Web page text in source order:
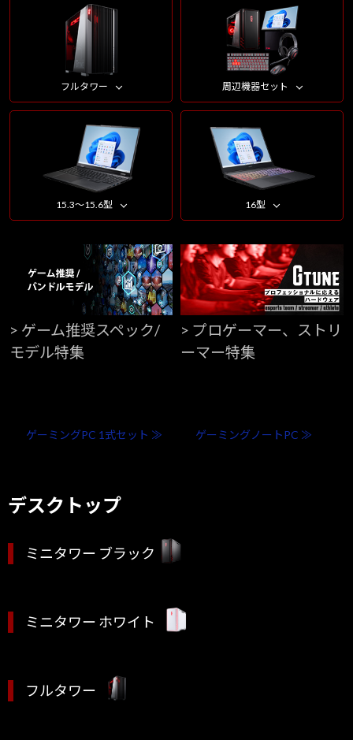
フルタワー 周辺機器セット
15.3～15.6型 16型
> ゲーム推奨スペック/
モデル特集
> プロゲーマー、ストリ
ーマー特集
ゲーミングPC 1式セット ≫ ゲーミングノートPC ≫
デスクトップ
ミニタワー ブラック
ミニタワー ホワイト
フルタワー